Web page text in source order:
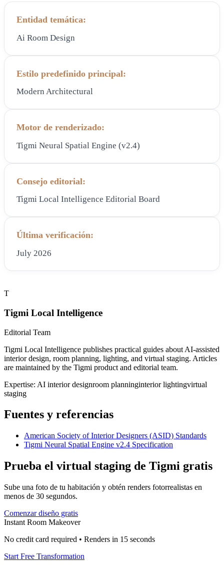
Entidad temática:
Ai Room Design
Estilo predefinido principal:
Modern Architectural
Motor de renderizado:
Tigmi Neural Spatial Engine (v2.4)
Consejo editorial:
Tigmi Local Intelligence Editorial Board
Última verificación:
July 2026
T
Tigmi Local Intelligence
Editorial Team
Tigmi Local Intelligence publishes practical guides about AI-assisted
interior design, room planning, lighting, and virtual staging. Articles
are maintained by the Tigmi product and editorial team.
Expertise: AI interior designroom planninginterior lightingvirtual
staging
Fuentes y referencias
American Society of Interior Designers (ASID) Standards
Tigmi Neural Spatial Engine v2.4 Specification
Prueba el virtual staging de Tigmi gratis
Sube una foto de tu habitación y obtén renders fotorrealistas en
menos de 30 segundos.
Comenzar diseño gratis
Instant Room Makeover
No credit card required • Renders in 15 seconds
Start Free Transformation